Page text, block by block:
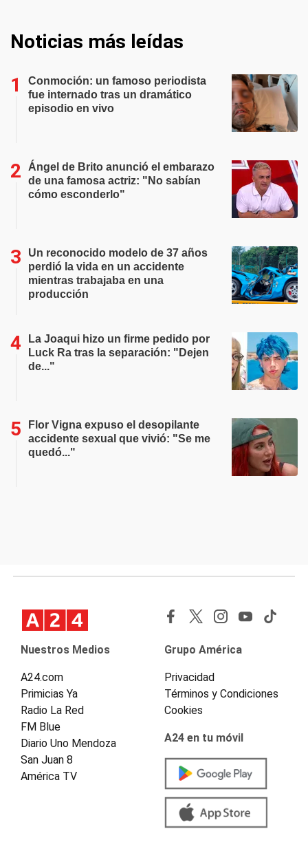
Noticias más leídas
Conmoción: un famoso periodista
fue internado tras un dramático
episodio en vivo
Ángel de Brito anunció el embarazo
de una famosa actriz: "No sabían
cómo esconderlo"
Un reconocido modelo de 37 años
perdió la vida en un accidente
mientras trabajaba en una
producción
La Joaqui hizo un firme pedido por
Luck Ra tras la separación: "Dejen
de..."
Flor Vigna expuso el desopilante
accidente sexual que vivió: "Se me
quedó..."
Nuestros Medios
A24.com
Primicias Ya
Radio La Red
FM Blue
Diario Uno Mendoza
San Juan 8
América TV
Grupo América
Privacidad
Términos y Condiciones
Cookies
A24 en tu móvil